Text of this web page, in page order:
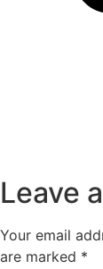
Leave
Your email
are marked *